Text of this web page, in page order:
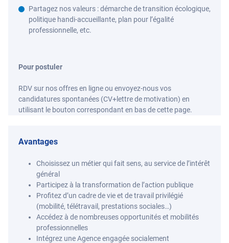
Partagez nos valeurs : démarche de transition écologique,
politique handi-accueillante, plan pour l’égalité
professionnelle, etc.
Pour postuler
RDV sur nos offres en ligne ou envoyez-nous vos
candidatures spontanées (CV+lettre de motivation) en
utilisant le bouton correspondant en bas de cette page.
Avantages
Choisissez un métier qui fait sens, au service de l’intérêt
général
Participez à la transformation de l’action publique
Profitez d’un cadre de vie et de travail privilégié
(mobilité, télétravail, prestations sociales…)
Accédez à de nombreuses opportunités et mobilités
professionnelles
Intégrez une Agence engagée socialement